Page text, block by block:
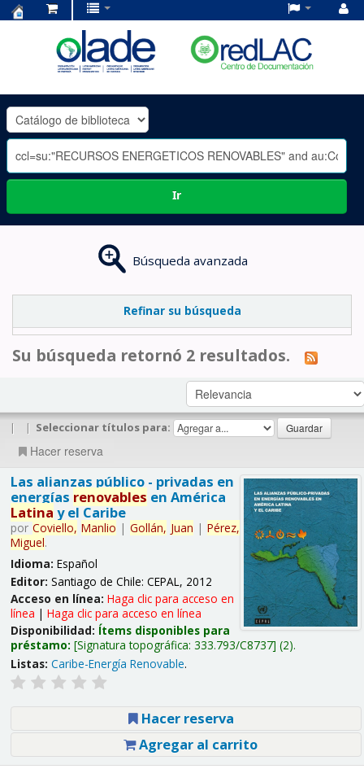
OLADE
-
Ir
Búsqueda avanzada
Refinar su búsqueda
Su búsqueda retornó 2 resultados.
| | Seleccionar títulos para:
Hacer reserva
Las alianzas público - privadas en
energías renovables en América
Latina y el Caribe
por Coviello, Manlio | Gollán, Juan | Pérez,
Miguel.
Idioma: Español
Editor: Santiago de Chile: CEPAL, 2012
Acceso en línea: Haga clic para acceso en
línea | Haga clic para acceso en línea
Disponibilidad: Ítems disponibles para
préstamo: Signatura topográfica: 333.793/C8737 (2).
Listas: Caribe-Energía Renovable.
Hacer reserva
Agregar al carrito